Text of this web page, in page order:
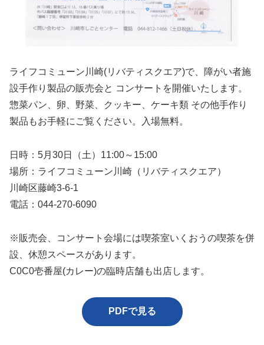
ライフコミューン川崎(リバティスクエア)で、障がい者施
設手作り製品の販売会と コンサートを開催いたします。
惣菜パン、卵、野菜、クッキー、ケーキ類 その他手作り
製品もお手軽にご覧ください。入場無料。
日時：5月30日（土）11:00～15:00
場所：ライフコミューン川崎（リバティスクエア）
川崎区藤崎3-6-1
電話：044-270-6090
※販売会、コンサート会場には喫茶室いくおうの喫茶を併
設、休憩スペースがあります。
C0C0壱番屋(カレー)の臨時店舗も出店します。
PDFで見る